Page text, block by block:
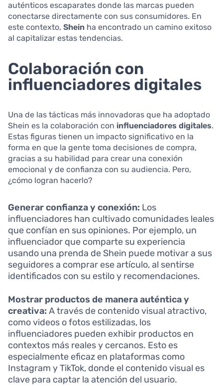
auténticos escaparates donde las marcas pueden
conectarse directamente con sus consumidores. En
este contexto, Shein ha encontrado un camino exitoso
al capitalizar estas tendencias.
Colaboración con
influenciadores digitales
Una de las tácticas más innovadoras que ha adoptado
Shein es la colaboración con influenciadores digitales.
Estas figuras tienen un impacto significativo en la
forma en que la gente toma decisiones de compra,
gracias a su habilidad para crear una conexión
emocional y de confianza con su audiencia. Pero,
¿cómo logran hacerlo?
Generar confianza y conexión: Los
influenciadores han cultivado comunidades leales
que confían en sus opiniones. Por ejemplo, un
influenciador que comparte su experiencia
usando una prenda de Shein puede motivar a sus
seguidores a comprar ese artículo, al sentirse
identificados con su estilo y recomendaciones.
Mostrar productos de manera auténtica y
creativa: A través de contenido visual atractivo,
como videos o fotos estilizadas, los
influenciadores pueden exhibir productos en
contextos más reales y cercanos. Esto es
especialmente eficaz en plataformas como
Instagram y TikTok, donde el contenido visual es
clave para captar la atención del usuario.